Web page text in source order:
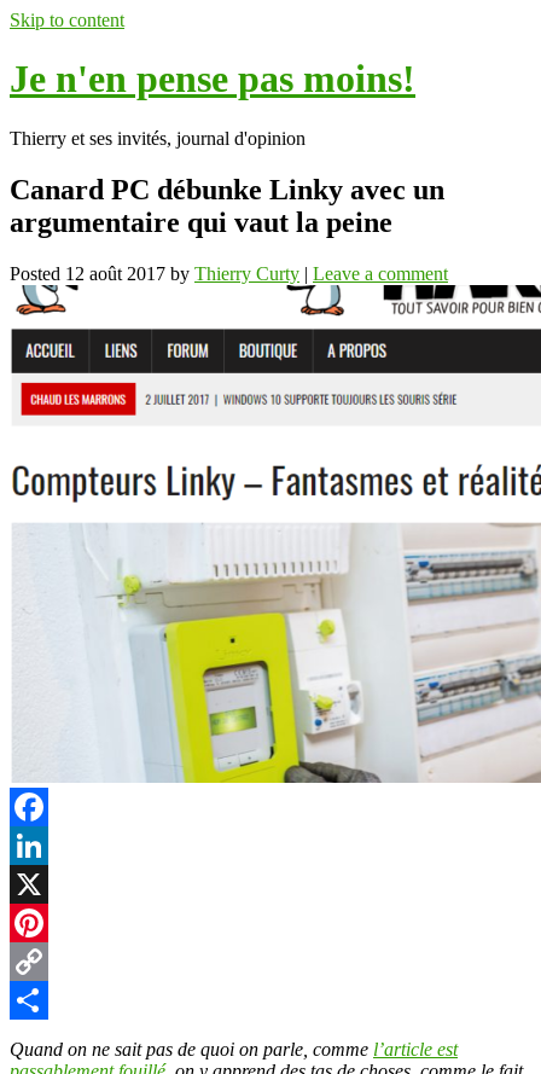
Skip to content
Je n'en pense pas moins!
Thierry et ses invités, journal d'opinion
Canard PC débunke Linky avec un
argumentaire qui vaut la peine
Posted 12 août 2017 by Thierry Curty | Leave a comment
Facebook
LinkedIn
X
Pinterest
Copy
Link
Partager
Quand on ne sait pas de quoi on parle, comme l’article est